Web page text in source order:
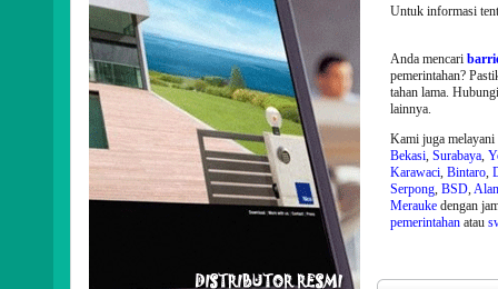
Untuk informasi
Anda mencari
pemerintahan?
tahan lama.
lainnya.
Kami juga
Bekasi, Surabaya,
Karawaci, Bintaro,
Serpong, BSD,
Meraukedengan
pemerintahanatau